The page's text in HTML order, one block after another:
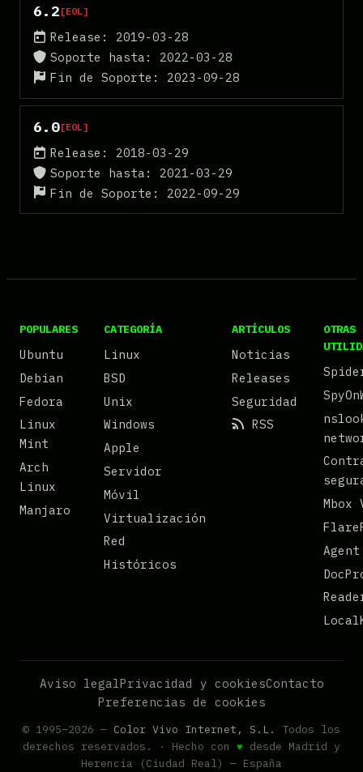
6.2 [EOL]
Release: 2019-03-28
Soporte hasta: 2022-03-28
Fin de Soporte: 2023-09-28
6.0[EOL]
Release: 2018-03-29
Soporte hasta: 2021-03-29
Fin de Soporte: 2022-09-29
POPULARES
Ubuntu
Debian
Fedora
Linux
Mint
Arch
Linux
Manjaro
CATEGORÍA
Linux
BSD
Unix
Windows
Apple
Servidor
Móvil
Virtualización
Red
Históricos
ARTÍCULOS
Noticias
Releases
Seguridad
RSS
OTRAS
Mbox
Agent
Aviso legalPrivacidad y cookiesContacto
Preferencias de cookies
© 1995–2026 — Color Vivo Internet, S.L.
Todos los
derechos reservados. · Hecho con ♥ desde Madrid y
Herencia (Ciudad Real) — España